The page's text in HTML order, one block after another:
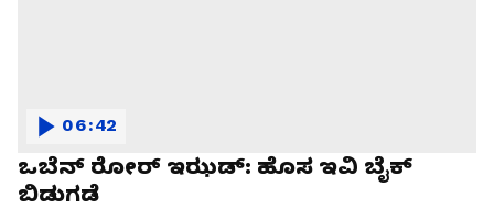
ಒಬೆನ್ ರೋರ್ ಇಝಡ್: ಹೊಸ ಇವಿ ಬೈಕ್
ಬಿಡುಗಡೆ
06:42